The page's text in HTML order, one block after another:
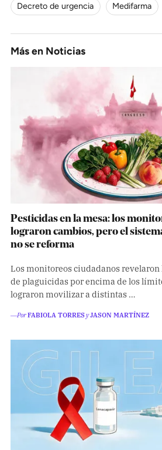
Decreto de urgencia
Medifarma
Más en Noticias
Pesticidas en la mesa: los
lograron cambios, pero el
no se reforma
Los monitoreos ciudadanos
de plaguicidas por encima de los
lograron movilizar a distintas …
―PorFABIOLA TORRESyJASON MARTÍNEZ